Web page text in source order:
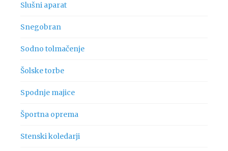
Slušni aparat
Snegobran
Sodno tolmačenje
Šolske torbe
Spodnje majice
Športna oprema
Stenski koledarji